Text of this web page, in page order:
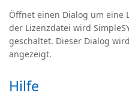
Öffnet einen Dialog um eine
der Lizenzdatei wird
geschaltet. Dieser Dialog
angezeigt.
Hilfe